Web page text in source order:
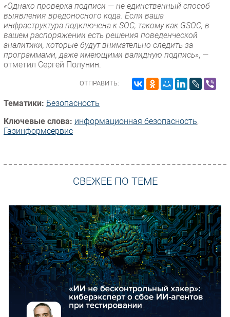
«Однако проверка подписи — не единственный способ
выявления вредоносного кода. Если ваша
инфраструктура подключена к SOC, такому как GSOC, в
вашем распоряжении есть решения поведенческой
аналитики, которые будут внимательно следить за
программами, даже имеющими валидную подпись», —
отметил Сергей Полунин.
ОТПРАВИТЬ:
Тематики: Безопасность
Ключевые слова: информационная безопасность,
Газинформсервис
СВЕЖЕЕ ПО ТЕМЕ